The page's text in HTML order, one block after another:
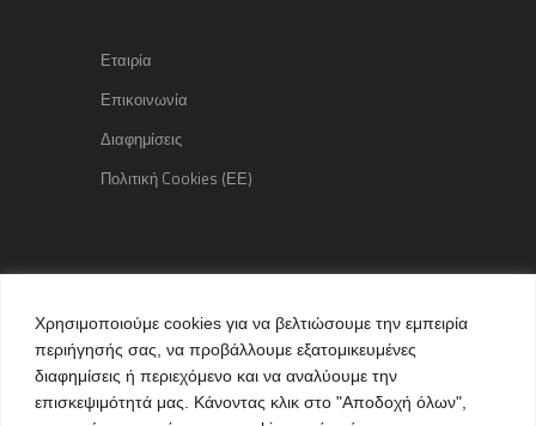
Χρησιμοποιούμε cookies για να βελτιώσουμε την εμπειρία
περιήγησής σας, να προβάλλουμε εξατομικευμένες
διαφημίσεις ή περιεχόμενο και να αναλύουμε την
επισκεψιμότητά μας. Κάνοντας κλικ στο "Αποδοχή όλων",
Εταιρία
Επικοινωνία
Διαφημίσεις
Πολιτική Cookies (ΕΕ)
Copyright © 2015 kozaniLife.gr
All Rights reserved
Internet Services & Advertisement
by kozaniLife.gr